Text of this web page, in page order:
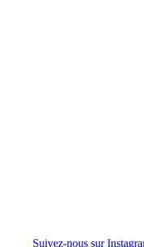
Suivez-nous sur